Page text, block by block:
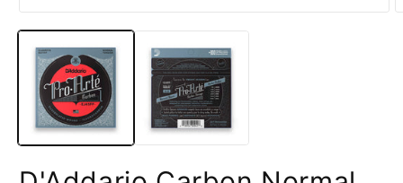
Abrir
elemento
multimedia
ventana
modal